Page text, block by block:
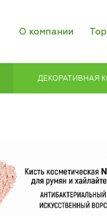
О компании
ДЕКОРАТИВНАЯ